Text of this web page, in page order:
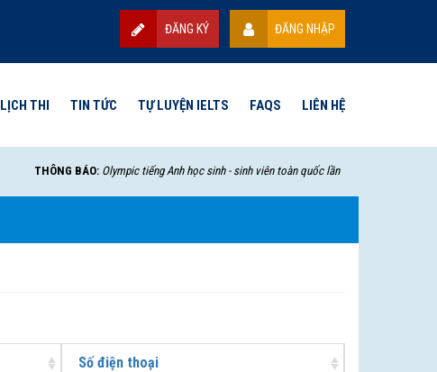
ĐĂNG KÝ ĐĂNG NHẬP
THÔNG BÁO: Olympic tiếng Anh học sinh - sinh viên toàn quốc lần thứ VII - 2025 sẽ bắt
LỊCH THI TIN TỨC TỰ LUYỆN IELTS FAQS LIÊN HỆ
Số điện thoại